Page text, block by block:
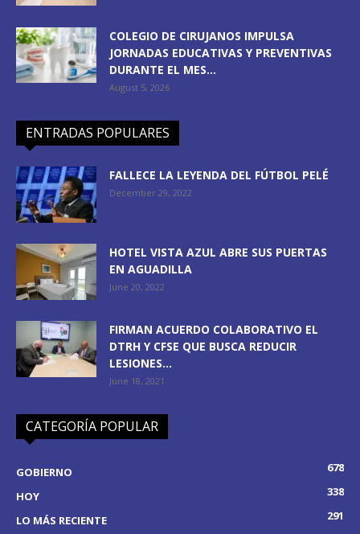
COLEGIO DE CIRUJANOS IMPULSA
JORNADAS EDUCATIVAS Y PREVENTIVAS
DURANTE EL MES...
August 5, 2026
ENTRADAS POPULARES
FALLECE LA LEYENDA DEL FÚTBOL PELÉ
December 29, 2022
HOTEL VISTA AZUL ABRE SUS PUERTAS
EN AGUADILLA
June 20, 2022
FIRMAN ACUERDO COLABORATIVO EL
DTRH Y CFSE QUE BUSCA REDUCIR
LESIONES...
June 18, 2021
CATEGORÍA POPULAR
GOBIERNO
678
HOY
338
LO MÁS RECIENTE
291